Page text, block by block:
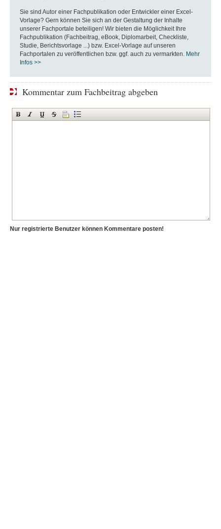
Sie sind Autor einer Fachpublikation oder Entwickler einer Excel-
Vorlage? Gern können Sie sich an der Gestaltung der Inhalte
unserer Fachportale beteiligen! Wir bieten die Möglichkeit Ihre
Fachpublikation (Fachbeitrag, eBook, Diplomarbeit, Checkliste,
Studie, Berichtsvorlage ...) bzw. Excel-Vorlage auf unseren
Fachportalen zu veröffentlichen bzw. ggf. auch zu vermarkten. Mehr
Infos >>
Kommentar zum Fachbeitrag abgeben
Nur registrierte Benutzer können Kommentare posten!